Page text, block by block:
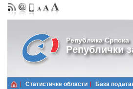
Република Српска
Републички
Статистичке области Базa